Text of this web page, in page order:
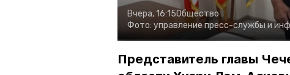
Вчера, 16:15Общество
Фото: управление пресс-службы и
Представитель главы